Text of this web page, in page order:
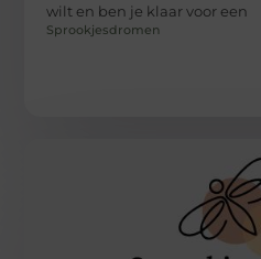
wilt en ben je klaar voor een
Sprookjesdromen